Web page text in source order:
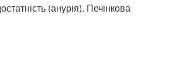
(анурія). Печінкова